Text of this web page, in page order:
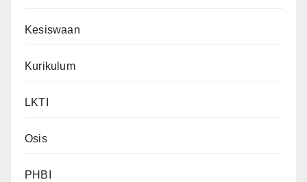
Kesiswaan
Kurikulum
LKTI
Osis
PHBI